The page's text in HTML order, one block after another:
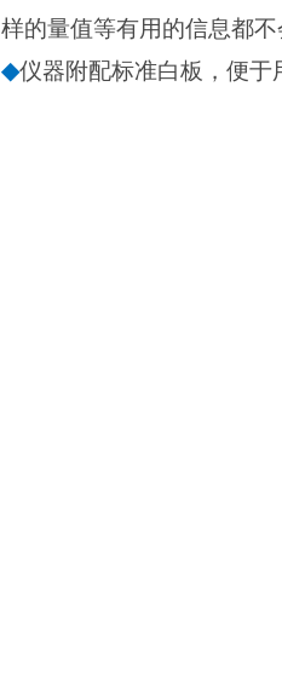
样的量值等有用的信息都不
◆仪器附配标准白板，便于